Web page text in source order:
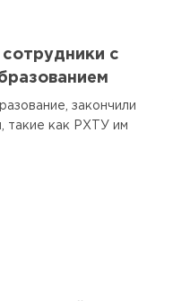
с
закончили
такие как РХТУ им